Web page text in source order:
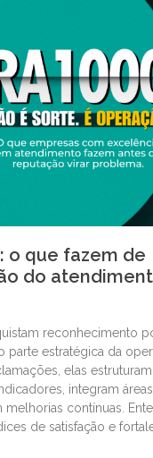
o que fazem de
do
reconhecimento
estratégica da
elas estruturam
integram
contínuas.
de satisfação e